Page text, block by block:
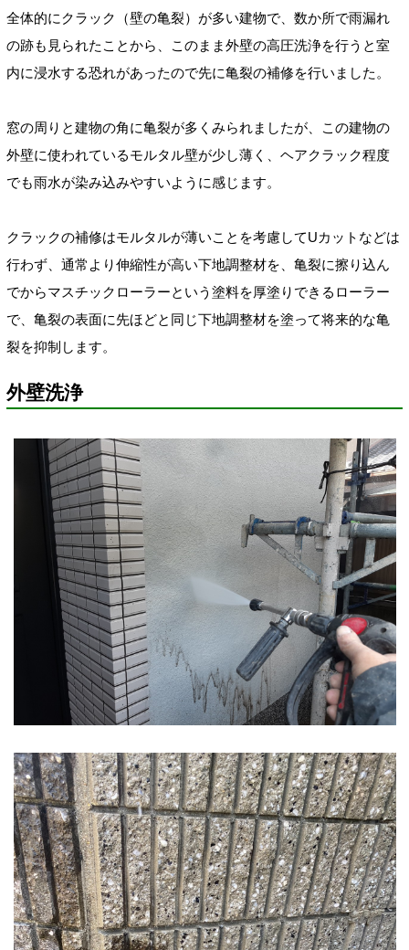
全体的にクラック（壁の亀裂）が多い建物で、数か所で雨漏れ
の跡も見られたことから、このまま外壁の高圧洗浄を行うと室
内に浸水する恐れがあったので先に亀裂の補修を行いました。
窓の周りと建物の角に亀裂が多くみられましたが、この建物の
外壁に使われているモルタル壁が少し薄く、ヘアクラック程度
でも雨水が染み込みやすいように感じます。
クラックの補修はモルタルが薄いことを考慮してUカットなどは
行わず、通常より伸縮性が高い下地調整材を、 亀裂に擦り込ん
でからマスチックローラーという塗料を厚塗りできるローラー
で、亀裂の表面に先ほどと 同じ下地調整材を塗って将来的な亀
裂を抑制します。
外壁洗浄